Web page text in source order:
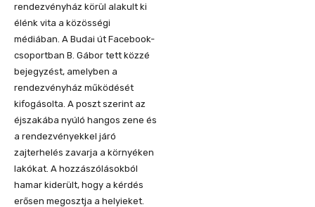
rendezvényház körül alakult ki
élénk vita a közösségi
médiában. A Budai út Facebook-
csoportban B. Gábor tett közzé
bejegyzést, amelyben a
rendezvényház működését
kifogásolta. A poszt szerint az
éjszakába nyúló hangos zene és
a rendezvényekkel járó
zajterhelés zavarja a környéken
lakókat. A hozzászólásokból
hamar kiderült, hogy a kérdés
erősen megosztja a helyieket.